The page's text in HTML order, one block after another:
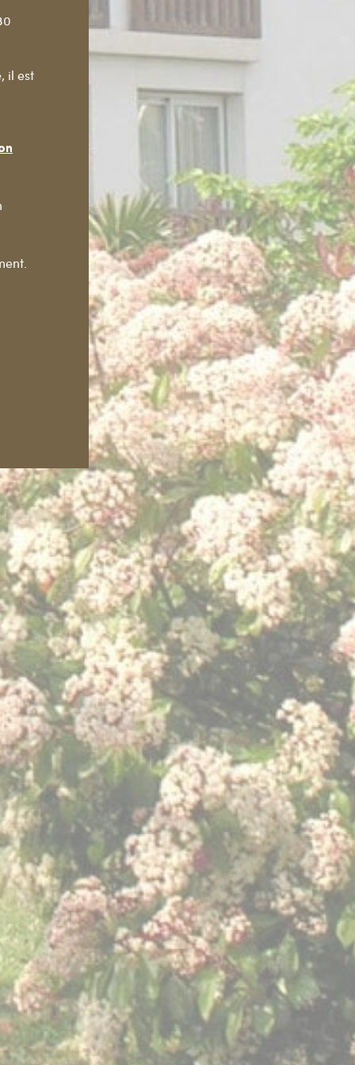
il est